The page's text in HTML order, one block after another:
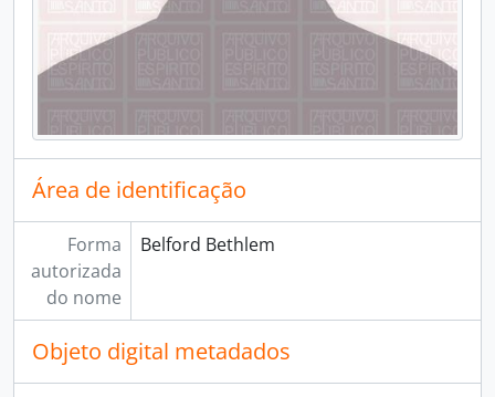
Área de identificação
Forma
autorizada
do nome
Belford Bethlem
Objeto digital metadados